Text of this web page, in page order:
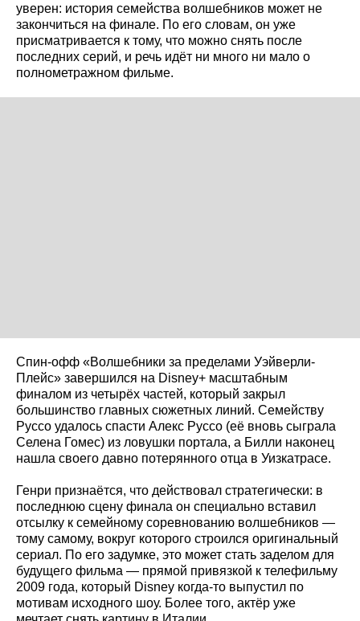
уверен: история семейства волшебников может не
закончиться на финале. По его словам, он уже
присматривается к тому, что можно снять после
последних серий, и речь идёт ни много ни мало о
полнометражном фильме.
Спин-офф «Волшебники за пределами Уэйверли-
Плейс» завершился на Disney+ масштабным
финалом из четырёх частей, который закрыл
большинство главных сюжетных линий. Семейству
Руссо удалось спасти Алекс Руссо (её вновь сыграла
Селена Гомес) из ловушки портала, а Билли наконец
нашла своего давно потерянного отца в Уизкатрасе.
Генри признаётся, что действовал стратегически: в
последнюю сцену финала он специально вставил
отсылку к семейному соревнованию волшебников —
тому самому, вокруг которого строился оригинальный
сериал. По его задумке, это может стать заделом для
будущего фильма — прямой привязкой к телефильму
2009 года, который Disney когда-то выпустил по
мотивам исходного шоу. Более того, актёр уже